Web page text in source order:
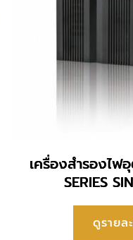
เครื่องสำรองไฟ
SERIES
ดูรายล